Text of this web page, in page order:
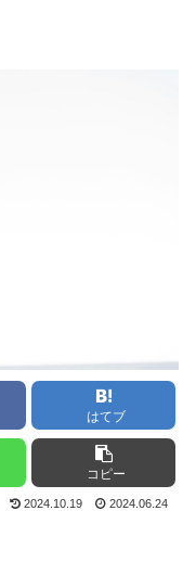
はてブ
コピー
2024.10.19 2024.06.24